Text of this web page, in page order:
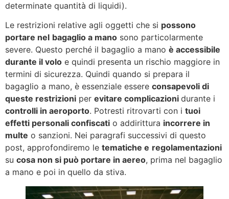
determinate quantità di liquidi).
Le restrizioni relative agli oggetti che si possono
portare nel bagaglio a mano sono particolarmente
severe. Questo perché il bagaglio a mano è accessibile
durante il volo e quindi presenta un rischio maggiore in
termini di sicurezza. Quindi quando si prepara il
bagaglio a mano, è essenziale essere consapevoli di
queste restrizioni per evitare complicazioni durante i
controlli in aeroporto. Potresti ritrovarti con i tuoi
effetti personali confiscati o addirittura incorrere in
multe o sanzioni. Nei paragrafi successivi di questo
post, approfondiremo le tematiche e regolamentazioni
su cosa non si può portare in aereo, prima nel bagaglio
a mano e poi in quello da stiva.